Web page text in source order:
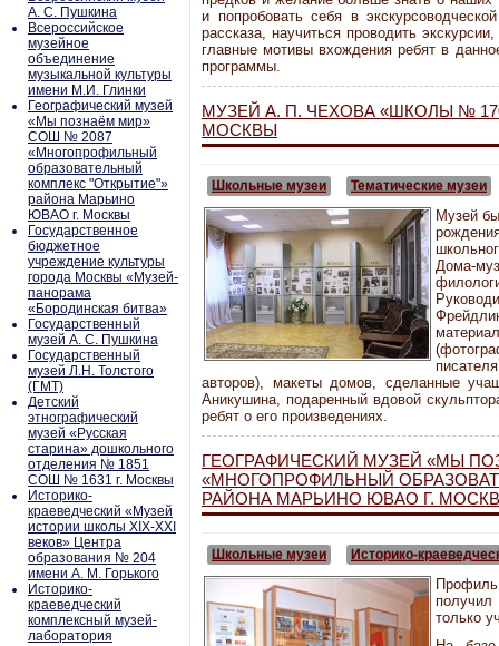
А. С. Пушкина
Всероссийское
музейное
объединение
музыкальной культуры
имени М.И. Глинки
Географический музей
«Мы познаём мир»
СОШ № 2087
«Многопрофильный
образовательный
комплекс "Открытие"»
района Марьино
ЮВАО г. Москвы
Государственное
бюджетное
учреждение культуры
города Москвы «Музей-
панорама
«Бородинская битва»
Государственный
музей А. С. Пушкина
Государственный
музей Л.Н. Толстого
(ГМТ)
Детский
этнографический
музей «Русская
старина» дошкольного
отделения № 1851
СОШ № 1631 г. Москвы
Историко-
краеведческий «Музей
истории школы XIX-XXI
веков» Центра
образования № 204
имени А. М. Горького
Историко-
краеведческий
комплексный музей-
лаборатория
и попробовать себя в
рассказа, научиться проводить
главные мотивы вхождения ребят в
программы.
МУЗЕЙ А. П. ЧЕХОВА «ШКОЛЫ №
МОСКВЫ
Школьные музеи Тематические музеи
Музей
Дома-
авторов), макеты домов, сделанные
Аникушина, подаренный вдовой
ребят о его произведениях.
ГЕОГРАФИЧЕСКИЙ МУЗЕЙ «МЫ
«МНОГОПРОФИЛЬНЫЙ
РАЙОНА МАРЬИНО ЮВАО Г.
Школьные музеи Историко-
только